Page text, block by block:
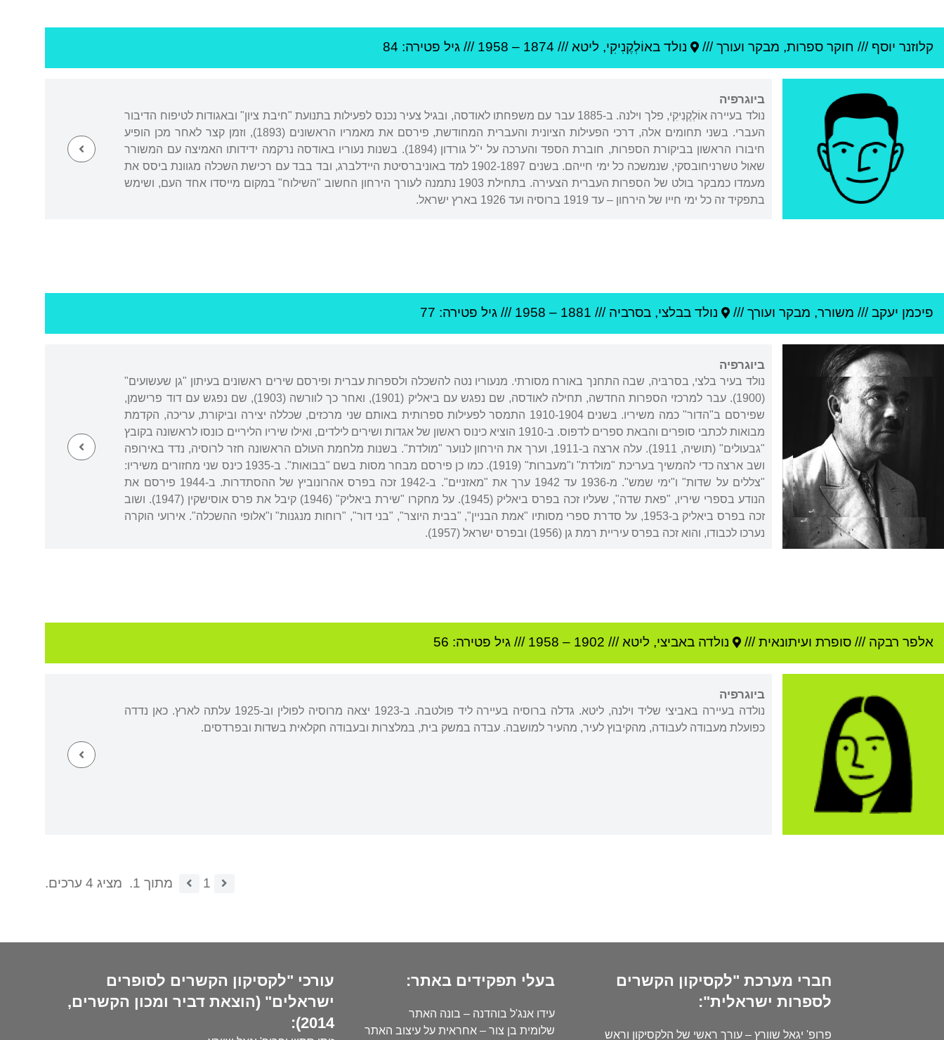
קלוזנר יוסף /// חוקר ספרות, מבקר ועורך /// נולד באוֹלְקֶנִיקִי, ליטא ///
1874
–
1958 /// גיל פטירה: 84
ביוגרפיה
נולד בעיירה אוֹלְקֶנִיקִי, פלך וילנה. ב-1885 עבר עם משפחתו לאודסה, ובגיל צעיר נכנס לפעילות בתנועת "חיבת ציון" ובאגודות לטיפוח הדיבור
העברי. בשני תחומים אלה, דרכי הפעילות הציונית והעברית המחודשת, פירסם את מאמריו הראשונים (1893), וזמן קצר לאחר מכן הופיע
חיבורו הראשון בביקורת הספרות, חוברת הספד והערכה על י"ל גורדון (1894). בשנות נעוריו באודסה נרקמה ידידותו האמיצה עם המשורר
שאול טשרניחובסקי, שנמשכה כל ימי חייהם. בשנים 1902-1897 למד באוניברסיטת היידלברג, ובד בבד עם רכישת השכלה מגוונת ביסס את
מעמדו כמבקר בולט של הספרות העברית הצעירה. בתחילת 1903 נתמנה לעורך הירחון החשוב "השילוח" במקום מייסדו אחד העם, ושימש
בתפקיד זה כל ימי חייו של הירחון – עד 1919 ברוסיה ועד 1926 בארץ ישראל.
פיכמן יעקב/// משורר, מבקר ועורך /// נולד בבלצי, בסרביה ///
1881
–
1958 /// גיל פטירה: 77
ביוגרפיה
נולד בעיר בלצי, בסרבּיה, שבה התחנך באורח מסורתי. מנעוריו נטה להשכלה ולספרות עברית ופירסם שירים ראשונים בעיתון "גן שעשועים"
(1900). עבר למרכזי הספרות החדשה, תחילה לאודסה, שם נפגש עם ביאליק (1901), ואחר כך לוורשה (1903), שם נפגש עם דוד פרישמן,
שפירסם ב"הדור" כמה משיריו. בשנים 1910-1904 התמסר לפעילות ספרותית באותם שני מרכזים, שכללה יצירה וביקורת, עריכה, הקדמת
מבואות לכתבי סופרים והבאת ספרים לדפוס. ב-1910 הוציא כינוס ראשון של אגדות ושירים לילדים, ואילו שיריו הליריים כונסו לראשונה בקובץ
"גבעולים" (תושיה, 1911). עלה ארצה ב-1911, וערך את הירחון לנוער "מולדת". בשנות מלחמת העולם הראשונה חזר לרוסיה, נדד באירופה
ושב ארצה כדי להמשיך בעריכת "מולדת" ו"מעברות" (1919). כמו כן פירסם מבחר מסות בשם "בבואות". ב-1935 כינס שני מחזורים משיריו:
"צללים על שדות" ו"ימי שמש". מ-1936 עד 1942 ערך את "מאזניים". ב-1942 זכה בפרס אהרונוביץ של ההסתדרות. ב-1944 פירסם את
הנודע בספרי שיריו, "פאת שדה", שעליו זכה בפרס ביאליק (1945). על מחקרו "שירת ביאליק" (1946) קיבל את פרס אוסישקין (1947). ושוב
זכה בפרס ביאליק ב-1953, על סדרת ספרי מסותיו "אמת הבניין", "בבית היוצר", "בני דור", "רוחות מנגנות" ו"אלופי ההשכלה". אירועי הוקרה
נערכו לכבודו, והוא זכה בפרס עיריית רמת גן (1956) ובפרס ישראל (1957).
אלפר רבקה /// סופרת ועיתונאית /// נולדה באביצי, ליטא///
1902
–
1958 /// גיל פטירה: 56
ביוגרפיה
נולדה בעיירה באביצי שליד וילנה, ליטא. גדלה ברוסיה בעיירה ליד פולטבה. ב-1923 יצאה מרוסיה לפולין וב-1925 עלתה לארץ. כאן נדדה
כפועלת מעבודה לעבודה, מהקיבוץ לעיר, מהעיר למושבה. עבדה במשק בית, במלצרות ובעבודה חקלאית בשדות ובפרדסים.
1 מתוך 1. מציג 4 ערכים.
חברי מערכת "לקסיקון הקשרים
לספרות ישראלית":
פרופ' יגאל שוורץ – עורך ראשי של הלקסיקון וראש
בעלי תפקידים באתר:
עידו אנג'ל בוהדנה – בונה האתר
שלומית בן צור – אחראית על עיצוב האתר
עורכי "לקסיקון הקשרים לסופרים
ישראלים" (הוצאת דביר ומכון הקשרים,
2014):